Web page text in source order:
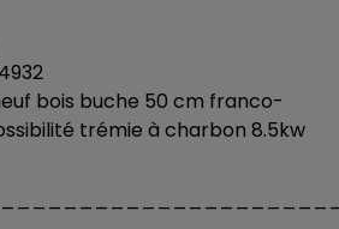
bois buche 50 cm franco-
trémie à charbon 8.5kw